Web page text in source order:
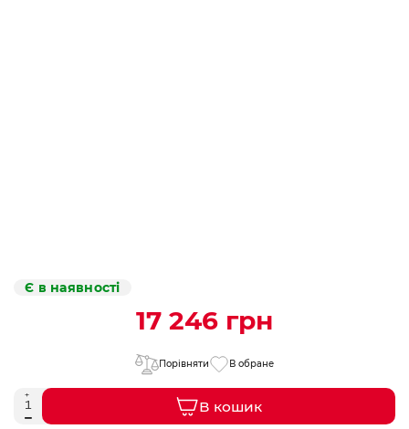
Є в наявності
17 246 грн
Порівняти В обране
В кошик